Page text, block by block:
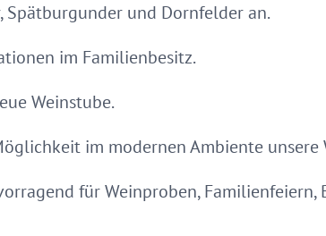
Spätburgunder und Dornfelder an.
im Familienbesitz.
Weinstube.
im modernen Ambiente unsere
für Weinproben, Familienfeiern,